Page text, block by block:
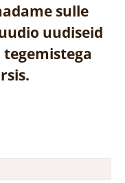
sulle
uudiseid